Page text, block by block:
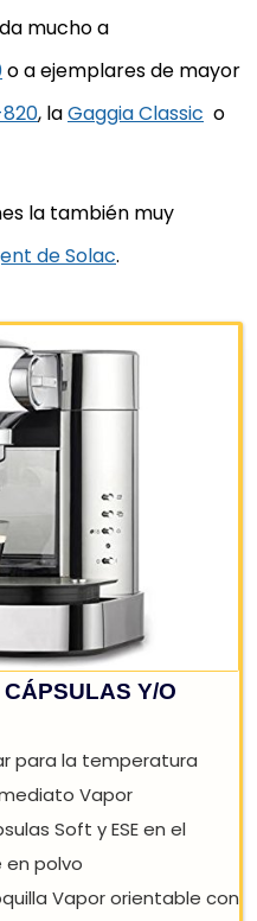
mucho a
o a ejemplares de mayor
, laGaggia Classic o
la también muy
de Solac.